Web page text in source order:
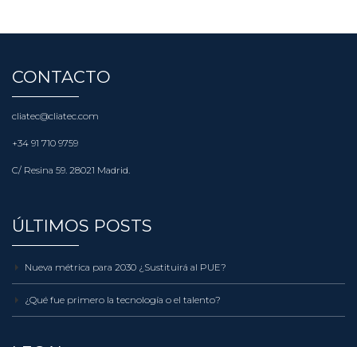
CONTACTO
cliatec@cliatec.com
+34 91 710 9759
C/ Resina 59. 28021 Madrid.
ÚLTIMOS POSTS
Nueva métrica para 2030 ¿Sustituirá al PUE?
¿Qué fue primero la tecnología o el talento?